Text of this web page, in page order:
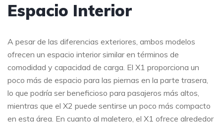
Espacio Interior
A pesar de las diferencias exteriores, ambos modelos
ofrecen un espacio interior similar en términos de
comodidad y capacidad de carga. El X1 proporciona un
poco más de espacio para las piernas en la parte trasera,
lo que podría ser beneficioso para pasajeros más altos,
mientras que el X2 puede sentirse un poco más compacto
en esta área. En cuanto al maletero, el X1 ofrece alrededor